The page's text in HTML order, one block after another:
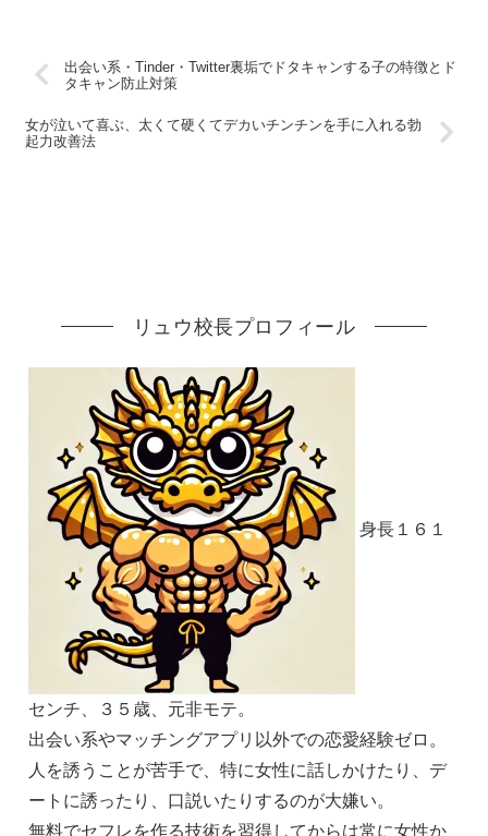
出会い系・Tinder・Twitter裏垢でドタキャンする子の特徴とド
タキャン防止対策
女が泣いて喜ぶ、太くて硬くてデカいチンチンを手に入れる勃
起力改善法
リュウ校長プロフィール
身長１６１
センチ、３５歳、元非モテ。
出会い系やマッチングアプリ以外での恋愛経験ゼロ。
人を誘うことが苦手で、特に女性に話しかけたり、デ
ートに誘ったり、口説いたりするのが大嫌い。
無料でセフレを作る技術を習得してからは常に女性か